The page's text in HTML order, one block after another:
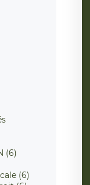
(6)
(6)